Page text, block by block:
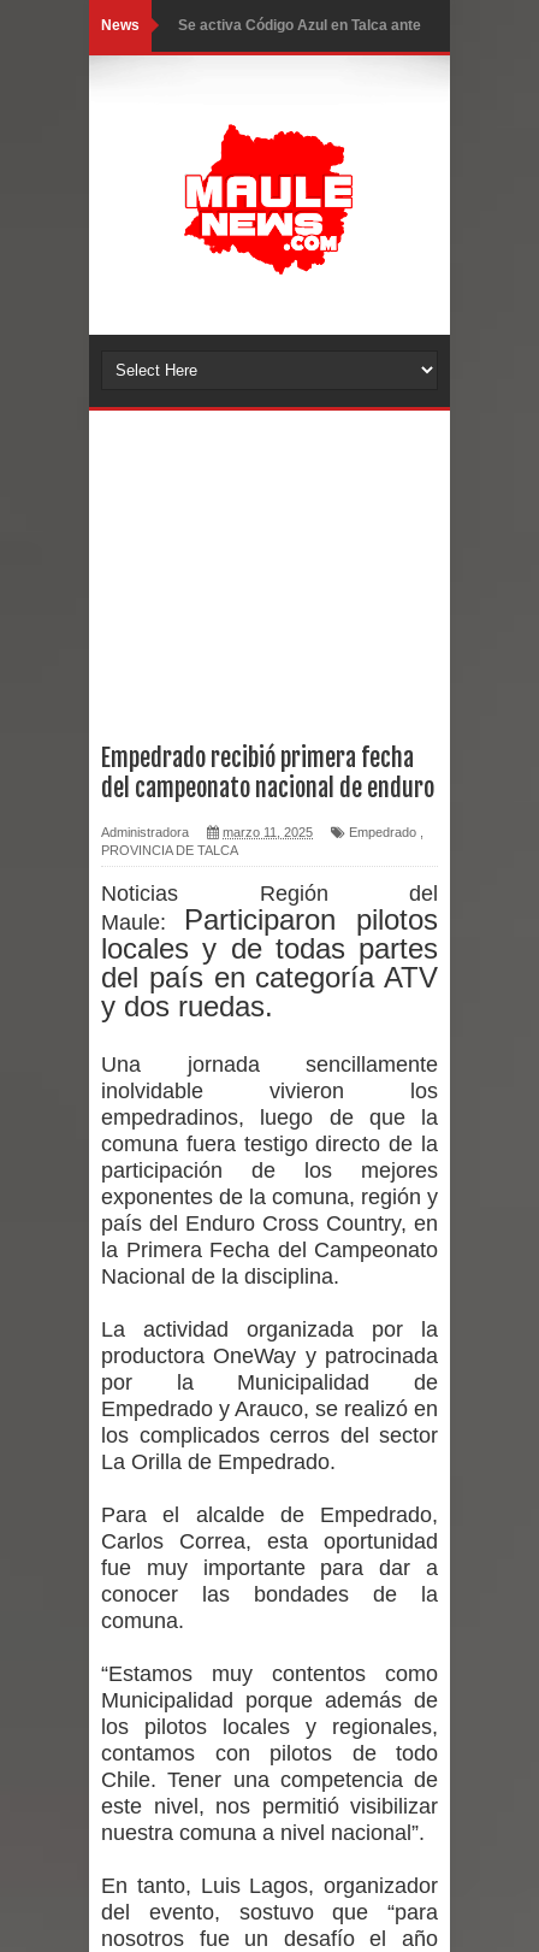
News Se activa Código Azul en Talca ante
nacional en gasto por viajes y
traslados con $133 millones
Dos internos intentaron escapar por
anticipadamente la Fiesta del
equipos en la Fiesta del Chancho
Alerta por hantavirus: expertos piden
reforzar medidas y consulta oportuna
Matrimonios Linarenses Celebraron
Bodas de Oro
Departamento Comunal de Salud de
Curicó desarrollará jornada de
vacunación contra la Influenza y otros
virus respiratorios
Empedrado desarrolló con éxito el
Banda linarense Los Remembers
regresa de Brasil tras impulsar un
intercambio musical y pedagógico
con comunidades escolares
Alta positividad en influenza hace que
vacunarse
Mario Meza endurece críticas contra
ministra de Salud por dejar fuera a
Linares: “No dará la cara”
mantiene despliegue para apoyar a
Empedrado recibió primera fecha
del campeonato nacional de enduro
Administradora marzo 11, 2025 Empedrado
PROVINCIA DE TALCA
Noticias Región del
Maule: Participaron pilotos
locales y de todas partes
del país en categoría ATV
y dos ruedas.
Una jornada sencillamente
inolvidable vivieron los
empedradinos, luego de que la
comuna fuera testigo directo de la
participación de los mejores
exponentes de la comuna, región y
país del Enduro Cross Country, en
la Primera Fecha del Campeonato
Nacional de la disciplina.
La actividad organizada por la
productora OneWay y patrocinada
por la Municipalidad de
Empedrado y Arauco, se realizó en
los complicados cerros del sector
La Orilla de Empedrado.
Para el alcalde de Empedrado,
Carlos Correa, esta oportunidad
fue muy importante para dar a
conocer las bondades de la
comuna.
“Estamos muy contentos como
Municipalidad porque además de
los pilotos locales y regionales,
contamos con pilotos de todo
Chile. Tener una competencia de
este nivel, nos permitió visibilizar
nuestra comuna a nivel nacional”.
En tanto, Luis Lagos, organizador
del evento, sostuvo que “para
nosotros fue un desafío el año